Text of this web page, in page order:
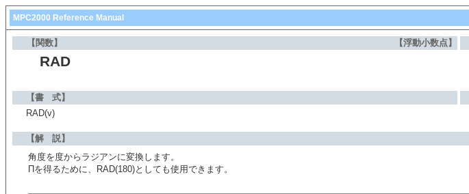
MPC2000 Reference Manual
【関数】 【浮動小数点】
RAD
【書 式】
RAD(v)
【解 説】
角度を度からラジアンに変換します。
Πを得るために、RAD(180)としても使用できます。